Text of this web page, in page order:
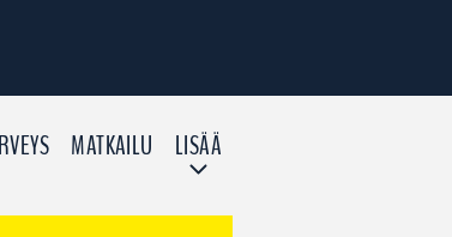
MATKAILU LISÄÄ